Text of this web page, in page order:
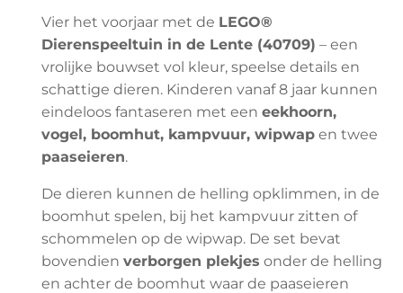
Vier het voorjaar met de LEGO®
Dierenspeeltuin in de Lente (40709) – een
vrolijke bouwset vol kleur, speelse details en
schattige dieren. Kinderen vanaf 8 jaar kunnen
eindeloos fantaseren met eeneekhoorn,
vogel, boomhut, kampvuur, wipwap en twee
paaseieren.
De dieren kunnen de helling opklimmen, in de
boomhut spelen, bij het kampvuur zitten of
schommelen op de wipwap. De set bevat
bovendienverborgen plekjes onder de helling
en achter de boomhut waar de paaseieren